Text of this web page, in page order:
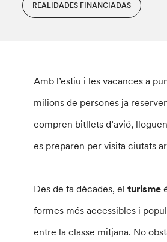
REALIDADES FINANCIADAS
Amb l’estiu i les vacances a
milions de persones ja
compren bitllets d’avió,
es preparen per visita ciutats
Des de fa dècades, elturisme
formes més accessibles i
entre la classe mitjana. No